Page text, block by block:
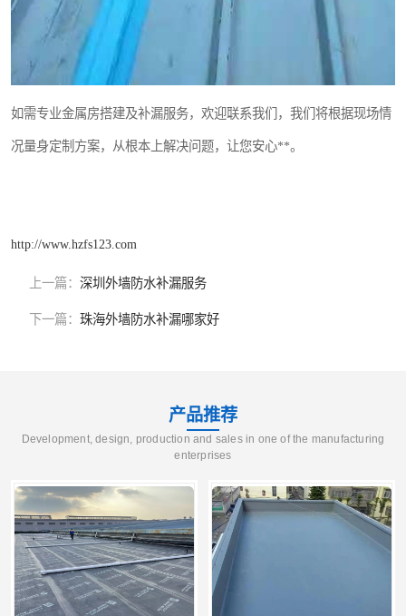
如需专业金属房搭建及补漏服务，欢迎联系我们，我们将根据现场情
况量身定制方案，从根本上解决问题，让您安心**。
http://www.hzfs123.com
上一篇： 深圳外墙防水补漏服务
下一篇： 珠海外墙防水补漏哪家好
产品推荐
Development, design, production and sales in one of the manufacturing
enterprises